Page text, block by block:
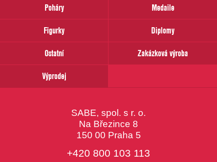
email
Poháry
Medaile
Figurky
Diplomy
Ostatní
Zakázková výroba
Výprodej
SABE, spol. s r. o.
Na Březince 8
150 00 Praha 5
+420 800 103 113